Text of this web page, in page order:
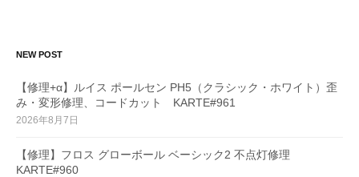
NEW POST
【修理+α】ルイス ポールセン PH5（クラシック・ホワイト）歪
み・変形修理、コードカット KARTE#961
2026年8月7日
【修理】フロス グローボール ベーシック2 不点灯修理
KARTE#960